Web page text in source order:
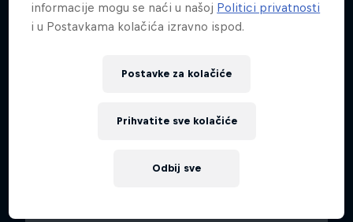
Fourmauxu
informacije mogu se naći u našoj Politici privatnosti
i u Postavkama kolačića izravno ispod.
Postavke za kolačiće
Odbij sve
Prihvatite sve kolačiće